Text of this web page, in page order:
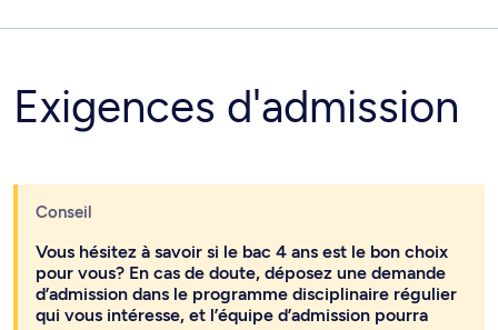
Exigences d'admission
Conseil
Vous hésitez à savoir si le bac 4 ans est le bon choix
pour vous? En cas de doute, déposez une demande
d’admission dans le programme disciplinaire régulier
qui vous intéresse, et l’équipe d’admission pourra